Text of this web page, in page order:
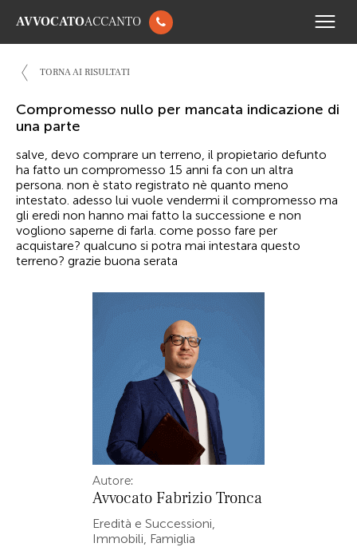
AVVOCATOACCANTO
TORNA AI RISULTATI
Compromesso nullo per mancata indicazione di
una parte
salve, devo comprare un terreno, il propietario defunto
ha fatto un compromesso 15 anni fa con un altra
persona. non è stato registrato nè quanto meno
intestato. adesso lui vuole vendermi il compromesso ma
gli eredi non hanno mai fatto la successione e non
vogliono saperne di farla. come posso fare per
acquistare? qualcuno si potra mai intestara questo
terreno? grazie buona serata
Autore:
Avvocato Fabrizio Tronca
Eredità e Successioni,
Immobili, Famiglia